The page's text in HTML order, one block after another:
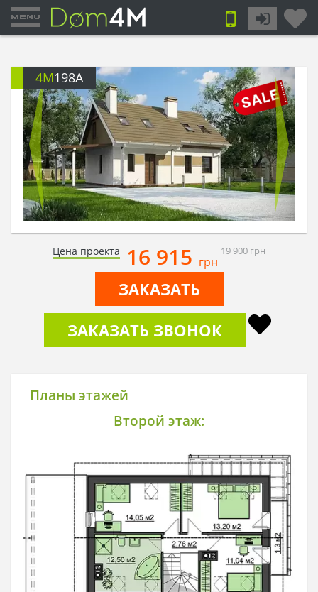
4M198A
Цена проекта 16 915 грн
19 900грн
ЗАКАЗАТЬ
ЗАКАЗАТЬ ЗВОНОК
Планы этажей
Второй этаж: